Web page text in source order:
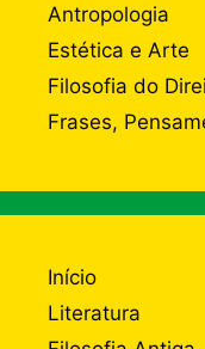
Antropologia
Estética e Arte
Filosofia do
Frases,
Início
Literatura